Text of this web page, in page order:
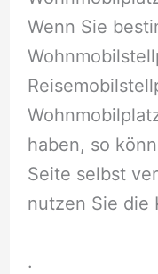
Wenn Sie
haben, so
Seite selbst
nutzen Sie die
.